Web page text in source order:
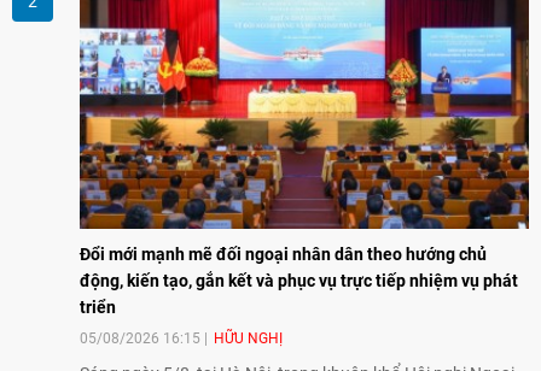
Đổi mới mạnh mẽ đối ngoại nhân dân theo hướng chủ
động, kiến tạo, gắn kết và phục vụ trực tiếp nhiệm vụ phát
triển
05/08/2026 16:15 HỮU NGHỊ